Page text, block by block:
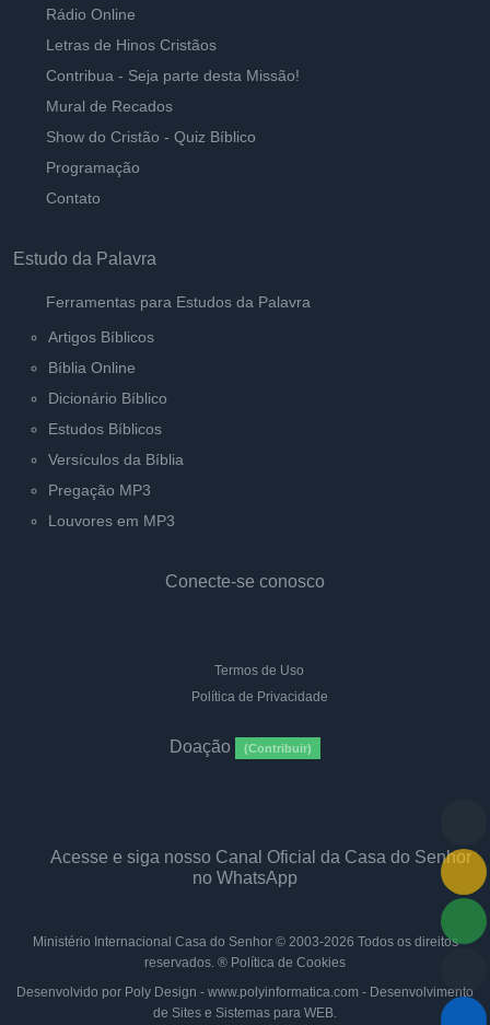
Rádio Online
Letras de Hinos Cristãos
Contribua - Seja parte desta Missão!
Mural de Recados
Show do Cristão - Quiz Bíblico
Programação
Contato
Estudo da Palavra
Ferramentas para Estudos da Palavra
Artigos Bíblicos
Bíblia Online
Dicionário Bíblico
Estudos Bíblicos
Versículos da Bíblia
Pregação MP3
Louvores em MP3
Conecte-se conosco
Termos de Uso
Política de Privacidade
Doação (Contribuir)
Acesse e siga nosso Canal Oficial da Casa do Senhor
no WhatsApp
Ministério Internacional Casa do Senhor© 2003-2026 Todos os direitos
reservados. ® Política de Cookies
Desenvolvido por Poly Design - www.polyinformatica.com - Desenvolvimento
de Sites e Sistemas para WEB.